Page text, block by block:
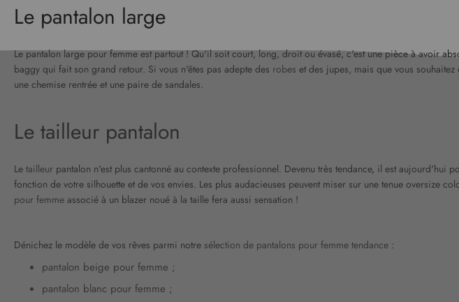
Le pantalon large
Le pantalon large pour femme est partout ! Qu'il soit court, long, droit ou évasé, c'est une pièce à avoir
baggy qui fait son grand retour. Si vous n'êtes pas adepte des robes et des jupes, mais que vous
une chemise rentrée et une paire de sandales.
Le tailleur pantalon
Le tailleur pantalon n'est plus cantonné au contexte professionnel. Devenu très tendance, il est
fonction de votre silhouette et de vos envies. Les plus audacieuses peuvent miser sur une tenue oversize
pour femme associé à un blazer noué à la taille fera aussi sensation !
Dénichez le modèle de vos rêves parmi notre sélection de pantalons pour femme tendance :
pantalon beige pour femme ;
pantalon blanc pour femme ;